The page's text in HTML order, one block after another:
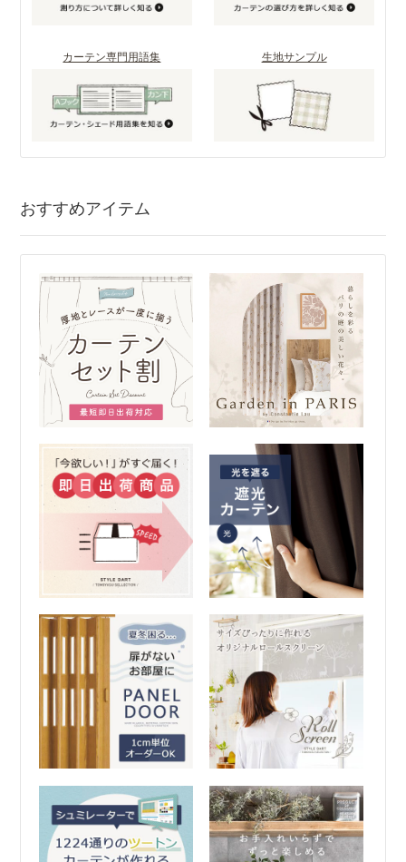
カーテン専門用語集 生地サンプル
おすすめアイテム